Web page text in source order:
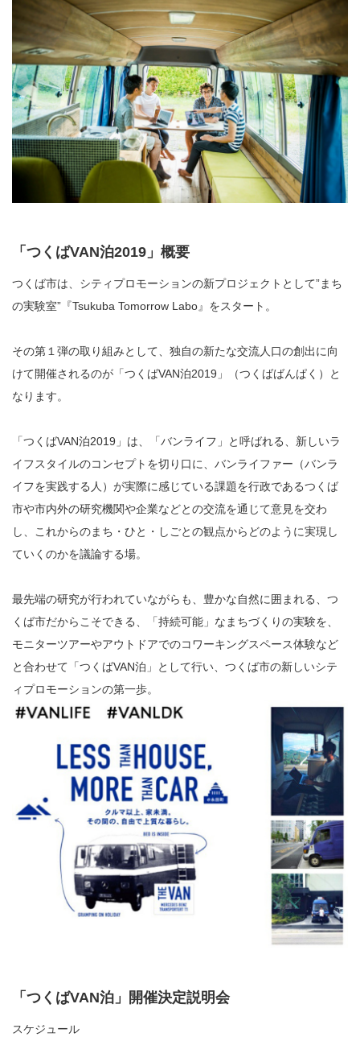
「つくばVAN泊2019 」概要
つくば市は、シティプロモーションの新プロジェクトとして”まち
の実験室”『Tsukuba Tomorrow Labo』をスタート。
その第１弾の取り組みとして、独自の新たな交流人口の創出に向
けて開催されるのが「つくばVAN泊2019 」（つくばばんぱく）と
なります。
「つくばVAN泊2019 」は、「バンライフ」と呼ばれる、新しいラ
イフスタイルのコンセプトを切り口に、バンライファー（バンラ
イフを実践する人）が実際に感じている課題を行政であるつくば
市や市内外の研究機関や企業などとの交流を通じて意見を交わ
し、これからのまち・ひと・しごとの観点からどのように実現し
ていくのかを議論する場。
最先端の研究が行われていながらも、豊かな自然に囲まれる、つ
くば市だからこそできる、「持続可能」なまちづくりの実験を、
モニターツアーやアウトドアでのコワーキングスペース体験など
と合わせて「つくばVAN泊」として行い、つくば市の新しいシテ
ィプロモーションの第一歩。
「つくばVAN泊」開催決定説明会
スケジュール